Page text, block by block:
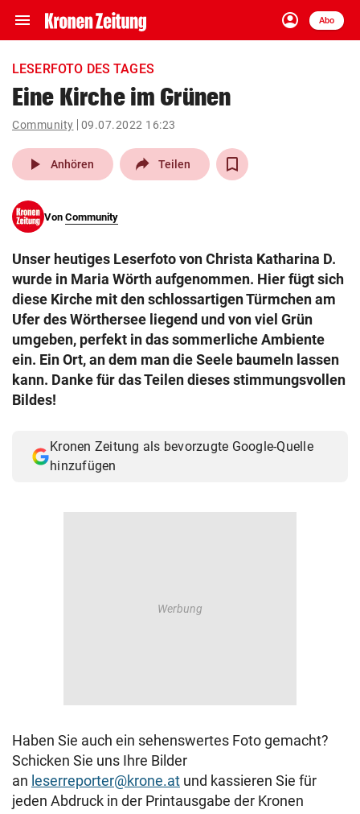
menu Navigation
ein-/ausklappen
account_circle
Anmelden
Abo
close Schließen
account_circle Anmelden
pin_drop
arrow_right
bookmark Merkliste
search
Suchbegriff
eingeben
© Krone Multimedia GmbH & Co KG 2026
Muthgasse 2, 1190 Wien
LESERFOTO DES TAGES
Eine Kirche im Grünen
Community 09.07.2022 16:23
play_arrow Anhören Teilen
Von Community
Unser heutiges Leserfoto von Christa Katharina D.
wurde in Maria Wörth aufgenommen. Hier fügt sich
diese Kirche mit den schlossartigen Türmchen am
Ufer des Wörthersee liegend und von viel Grün
umgeben, perfekt in das sommerliche Ambiente
ein. Ein Ort, an dem man die Seele baumeln lassen
kann. Danke für das Teilen dieses stimmungsvollen
Bildes!
Kronen Zeitung als bevorzugte Google-Quelle
hinzufügen
Haben Sie auch ein sehenswertes Foto gemacht?
Schicken Sie uns Ihre Bilder
an leserreporter@krone.at und kassieren Sie für
jeden Abdruck in der Printausgabe der Kronen